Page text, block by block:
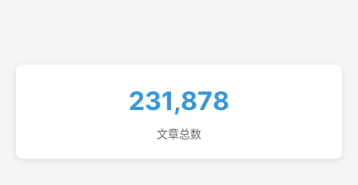
231,878
文章总数